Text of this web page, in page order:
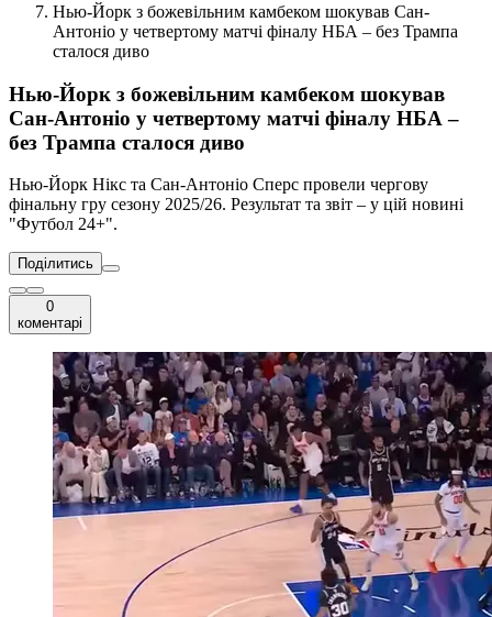
Нью-Йорк з божевільним камбеком шокував Сан-
Антоніо у четвертому матчі фіналу НБА – без Трампа
сталося диво
Нью-Йорк з божевільним камбеком шокував
Сан-Антоніо у четвертому матчі фіналу НБА –
без Трампа сталося диво
Нью-Йорк Нікс та Сан-Антоніо Сперс провели чергову
фінальну гру сезону 2025/26. Результат та звіт – у цій новині
"Футбол 24+".
Поділитись
0
коментарі